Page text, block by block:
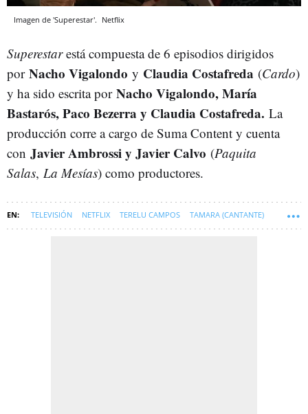
Imagen de 'Superestar'. Netflix
Superestarestá compuesta de 6 episodios dirigidos
por Nacho Vigalondo y Claudia Costafreda (Cardo)
y ha sido escrita por Nacho Vigalondo, María
Bastarós, Paco Bezerra y Claudia Costafreda. La
producción corre a cargo de Suma Content y cuenta
con Javier Ambrossi y Javier Calvo (Paquita
Salas, La Mesías) como productores.
TELEVISIÓN NETFLIX TERELU CAMPOS TAMARA (CANTANTE)